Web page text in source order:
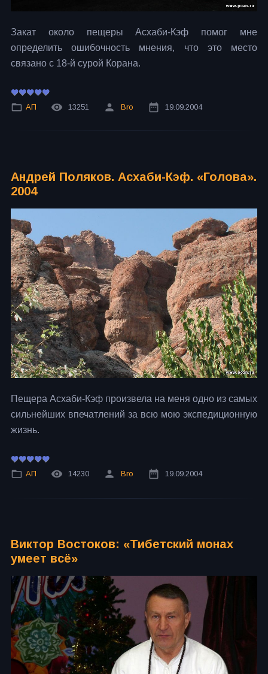
Закат около пещеры Асхаби-Кэф помог мне
определить ошибочность мнения, что это место
связано с 18-й сурой Корана.
АП 13251 Bro 19.09.2004
Андрей Поляков. Асхаби-Кэф. «Голова».
2004
Пещера Асхаби-Кэф произвела на меня одно из самых
сильнейших впечатлений за всю мою экспедиционную
жизнь.
АП 14230 Bro 19.09.2004
Виктор Востоков: «Тибетский монах
умеет всё»